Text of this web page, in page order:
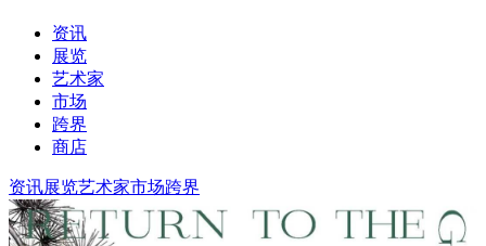
资讯
展览
艺术家
市场
跨界
商店
资讯展览艺术家市场跨界